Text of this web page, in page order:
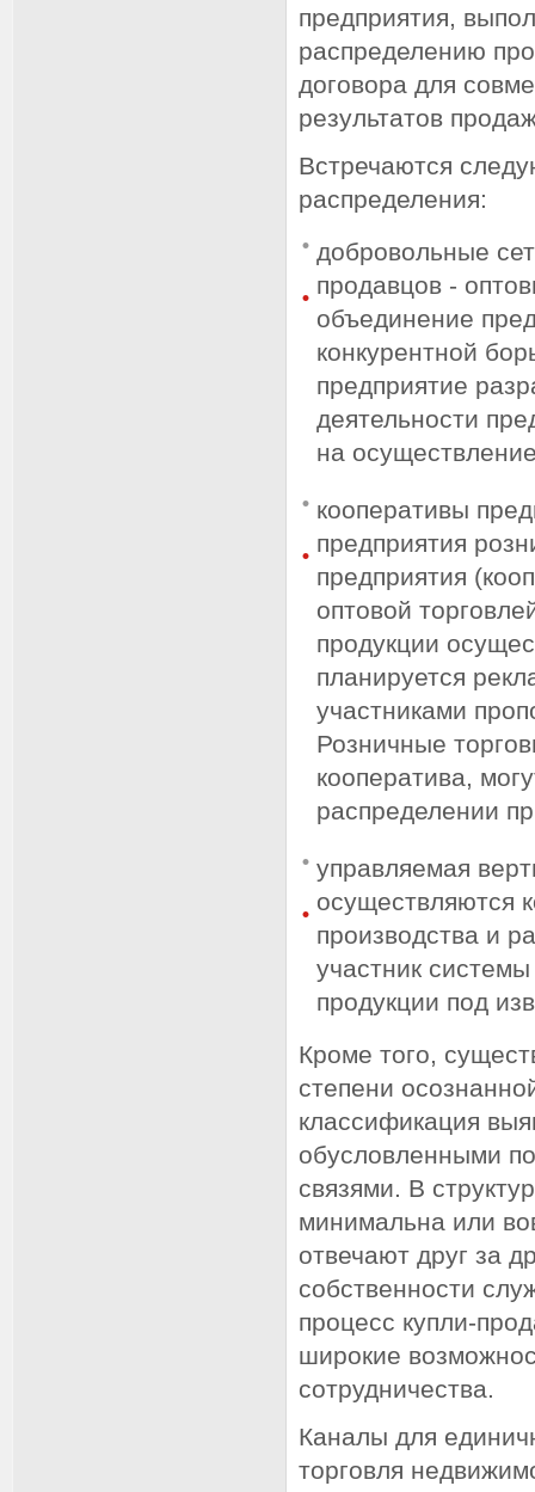
предприятия,
распределению
договора для
результатов
Встречаются
распределения:
добровольные
продавцов -
объединение
конкурентной
предприятие
деятельности
на
кооперативы
предприятия
предприятия
оптовой
продукции
планируется
участниками
Розничные
кооператива,
распределении
управляемая
осуществляются
производства и
участник
продукции под
Кроме того,
степени
классификация
обусловленными
связями. В
минимальна или
отвечают друг за
собственности
процесс купли-
широкие
сотрудничества.
Каналы для
торговля